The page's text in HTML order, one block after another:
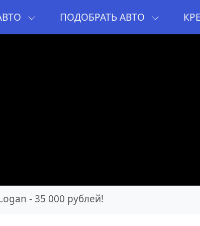
ПОДОБРАТЬ АВТО
- 35 000 рублей!